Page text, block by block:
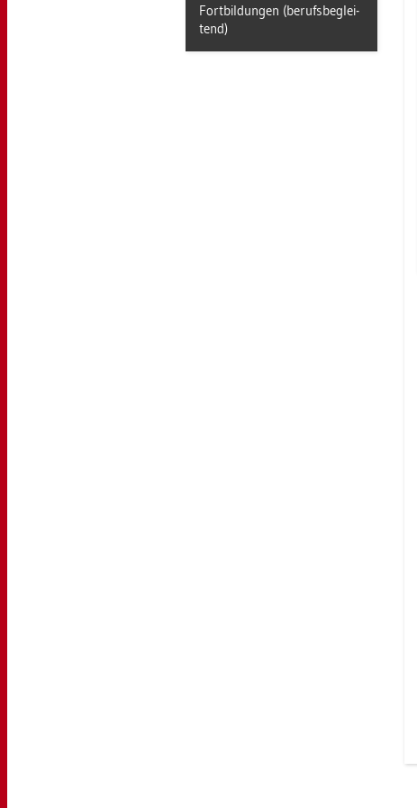
Fort­bil­dun­gen (be­rufs­be­glei­
tend)